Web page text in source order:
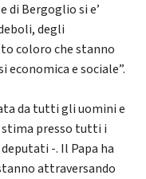
di Bergoglio si e’
degli
coloro che stanno
e sociale”.
da tutti gli uomini e
stima presso tutti i
-. Il Papa ha
attraversando